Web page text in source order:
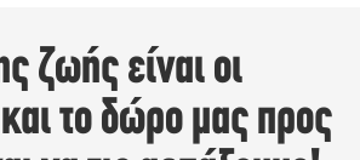
ζωής είναι οι
το δώρο μας προς